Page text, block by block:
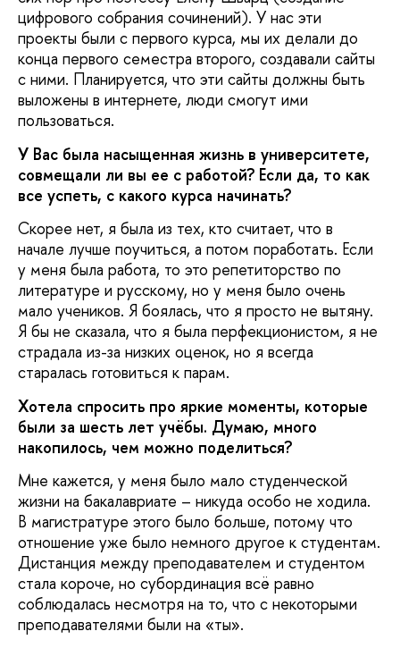
цифрового собрания сочинений). У нас эти
проекты были с первого курса, мы их делали до
конца первого семестра второго, создавали сайты
с ними. Планируется, что эти сайты должны быть
выложены в интернете, люди смогут ими
пользоваться.
У Вас была насыщенная жизнь в университете,
совмещали ли вы ее с работой? Если да, то как
все успеть, с какого курса начинать?
Скорее нет, я была из тех, кто считает, что в
начале лучше поучиться, а потом поработать. Если
у меня была работа, то это репетиторство по
литературе и русскому, но у меня было очень
мало учеников. Я боялась, что я просто не вытяну.
Я бы не сказала, что я была перфекционистом, я не
страдала из-за низких оценок, но я всегда
старалась готовиться к парам.
Хотела спросить про яркие моменты, которые
были за шесть лет учёбы. Думаю, много
накопилось, чем можно поделиться?
Мне кажется, у меня было мало студенческой
жизни на бакалавриате – никуда особо не ходила.
В магистратуре этого было больше, потому что
отношение уже было немного другое к студентам.
Дистанция между преподавателем и студентом
стала короче, но субординация всё равно
соблюдалась несмотря на то, что с некоторыми
преподавателями были на «ты».